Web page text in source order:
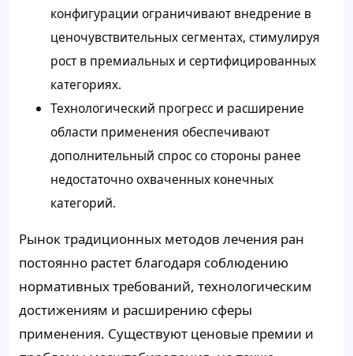
конфигурации ограничивают внедрение в
ценочувствительных сегментах, стимулируя
рост в премиальных и сертифицированных
категориях.
Технологический прогресс и расширение
области применения обеспечивают
дополнительный спрос со стороны ранее
недостаточно охваченных конечных
категорий.
Рынок традиционных методов лечения ран
постоянно растет благодаря соблюдению
нормативных требований, технологическим
достижениям и расширению сферы
применения. Существуют ценовые премии и